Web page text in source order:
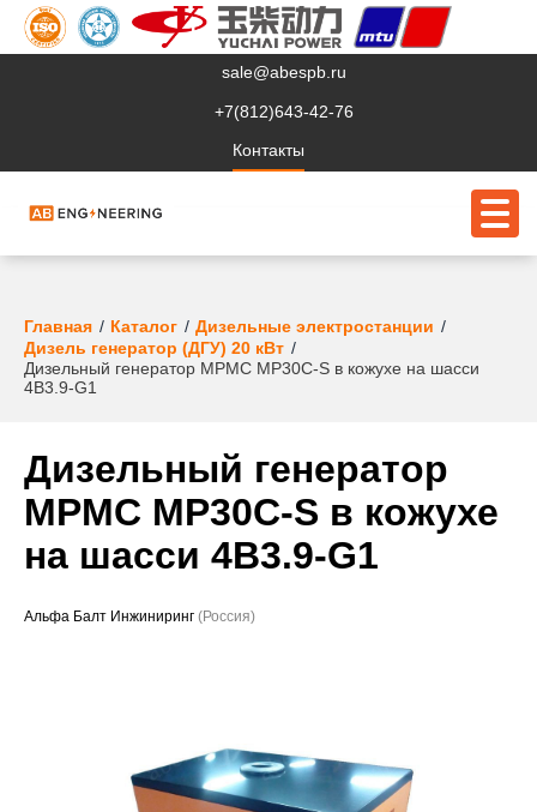
sale@abespb.ru
+7(812)643-42-76
Контакты
О компании
Клиентам
Сервис
Судовое ЭО
Проекты
Главная Каталог
Дизельные электростанции
Дизель генератор (ДГУ) 20 кВт
Дизельный генератор MPMC MP30C-S в кожухе на шасси
4B3.9-G1
Дизельный генератор
MPMC MP30C-S в кожухе
на шасси 4B3.9-G1
Альфа Балт Инжиниринг (Россия)